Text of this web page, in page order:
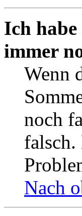
Ich
immer
Wenn
noch
falsch.
Nach